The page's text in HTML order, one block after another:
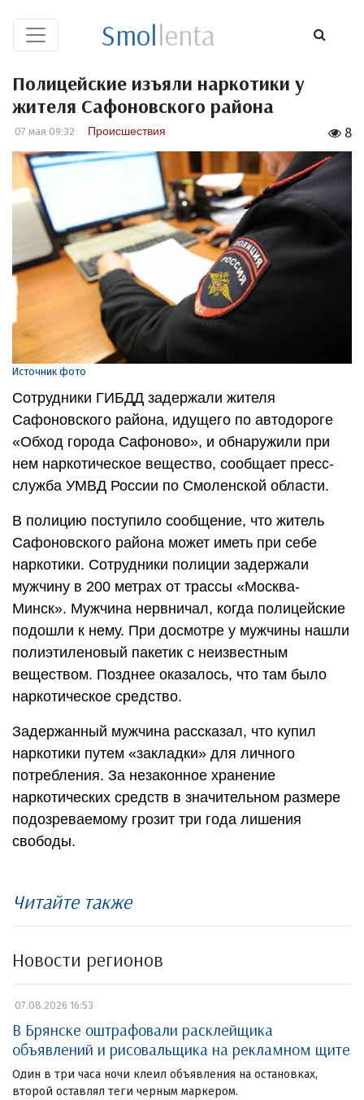
Smollenta
Полицейские изъяли наркотики у
жителя Сафоновского района
8
07 мая 09:32 Происшествия
Источник фото
Сотрудники ГИБДД задержали жителя
Сафоновского района, идущего по автодороге
«Обход города Сафоново», и обнаружили при
нем наркотическое вещество, сообщает пресс-
служба УМВД России по Смоленской области.
В полицию поступило сообщение, что житель
Сафоновского района может иметь при себе
наркотики. Сотрудники полиции задержали
мужчину в 200 метрах от трассы «Москва-
Минск». Мужчина нервничал, когда полицейские
подошли к нему. При досмотре у мужчины нашли
полиэтиленовый пакетик с неизвестным
веществом. Позднее оказалось, что там было
наркотическое средство.
Задержанный мужчина рассказал, что купил
наркотики путем «закладки» для личного
потребления. За незаконное хранение
наркотических средств в значительном размере
подозреваемому грозит три года лишения
свободы.
Читайте также
Новости регионов
07.08.2026 16:53
В Брянске оштрафовали расклейщика
объявлений и рисовальщика на рекламном щите
Один в три часа ночи клеил объявления на остановках,
второй оставлял теги черным маркером.